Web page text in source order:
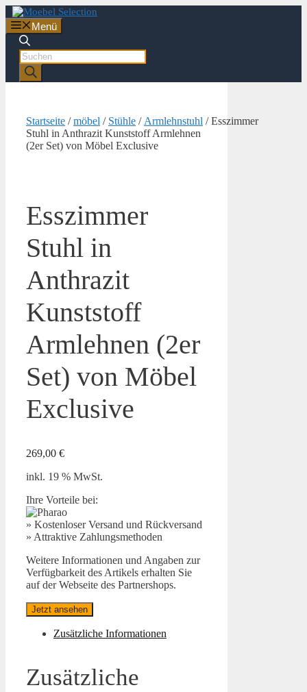
Zum
Inhalt
springen
Menü
Products
search
Startseite /möbel / Stühle / Armlehnstuhl / Esszimmer
Stuhl in Anthrazit Kunststoff Armlehnen
(2er Set) von Möbel Exclusive
Esszimmer
Stuhl in
Anthrazit
Kunststoff
Armlehnen (2er
Set) von Möbel
Exclusive
269,00 €
inkl. 19 % MwSt.
Ihre Vorteile bei:
» Kostenloser Versand und Rückversand
» Attraktive Zahlungsmethoden
Weitere Informationen und Angaben zur
Verfügbarkeit des Artikels erhalten Sie
auf der Webseite des Partnershops.
Jetzt ansehen
Zusätzliche Informationen
Zusätzliche